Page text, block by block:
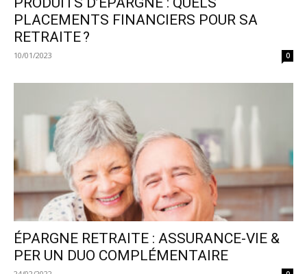
PLACEMENTS FINANCIERS POUR SA
RETRAITE ?
10/01/2023 0
ÉPARGNE RETRAITE : ASSURANCE-VIE &
PER UN DUO COMPLÉMENTAIRE